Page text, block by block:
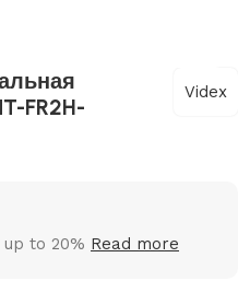
FR2H-
Videx
to 20% Read more